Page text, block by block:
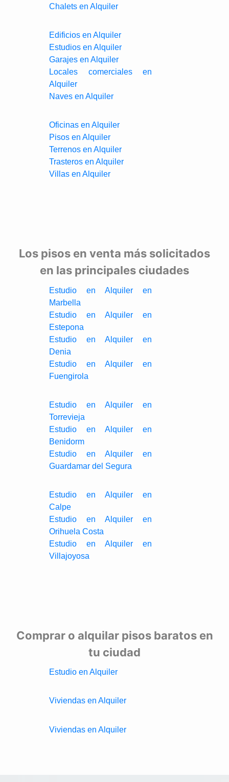
Chalets en Alquiler
Edificios en Alquiler
Estudios en Alquiler
Garajes en Alquiler
Locales comerciales en
Alquiler
Naves en Alquiler
Oficinas en Alquiler
Pisos en Alquiler
Terrenos en Alquiler
Trasteros en Alquiler
Villas en Alquiler
Los pisos en venta más solicitados
en las principales ciudades
Estudio en Alquiler en
Marbella
Estudio en Alquiler en
Estepona
Estudio en Alquiler en
Denia
Estudio en Alquiler en
Fuengirola
Estudio en Alquiler en
Torrevieja
Estudio en Alquiler en
Benidorm
Estudio en Alquiler en
Guardamar del Segura
Estudio en Alquiler en
Calpe
Estudio en Alquiler en
Orihuela Costa
Estudio en Alquiler en
Villajoyosa
Comprar o alquilar pisos baratos en
tu ciudad
Estudio en Alquiler
Viviendas en Alquiler
Viviendas en Alquiler